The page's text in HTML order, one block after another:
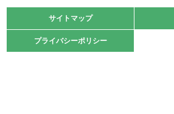
緑ケ丘体育館
2021.10.23
卓球選手権大会ラージボールの部開催☆
サイトマップ
プライバシーポリシー
サイトマップ
プライバシーポリシー